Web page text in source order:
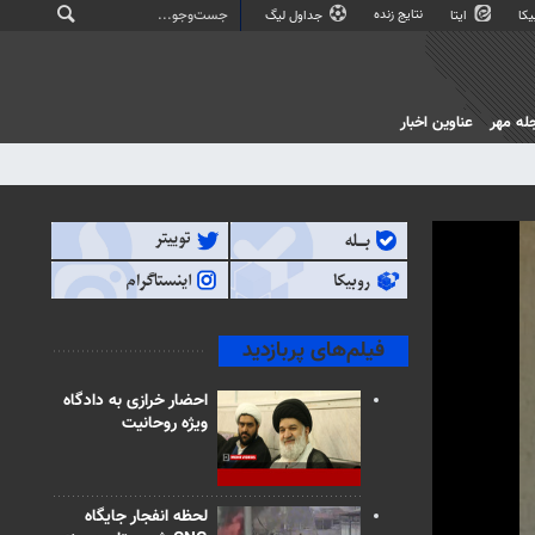
ایتا نتایج زنده جداول لیگ
مهر عناوین اخبار
فیلم‌های پربازدید
احضار خرازی به دادگاه
ویژه روحانیت
لحظه انفجار جایگاه